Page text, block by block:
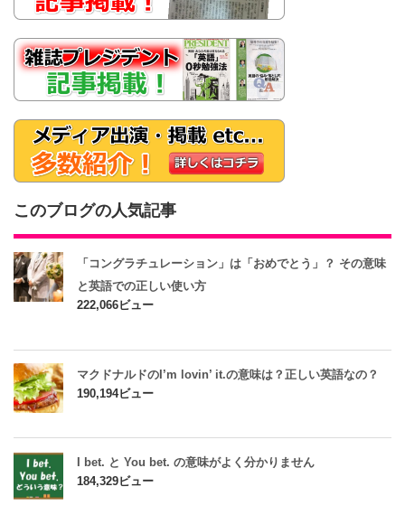
このブログの人気記事
「コングラチュレーション」は「おめでとう」？ その意味
と英語での正しい使い方
222,066ビュー
マクドナルドのI’m lovin’ it.の意味は？正しい英語なの？
190,194ビュー
I bet. と You bet. の意味がよく分かりません
184,329ビュー